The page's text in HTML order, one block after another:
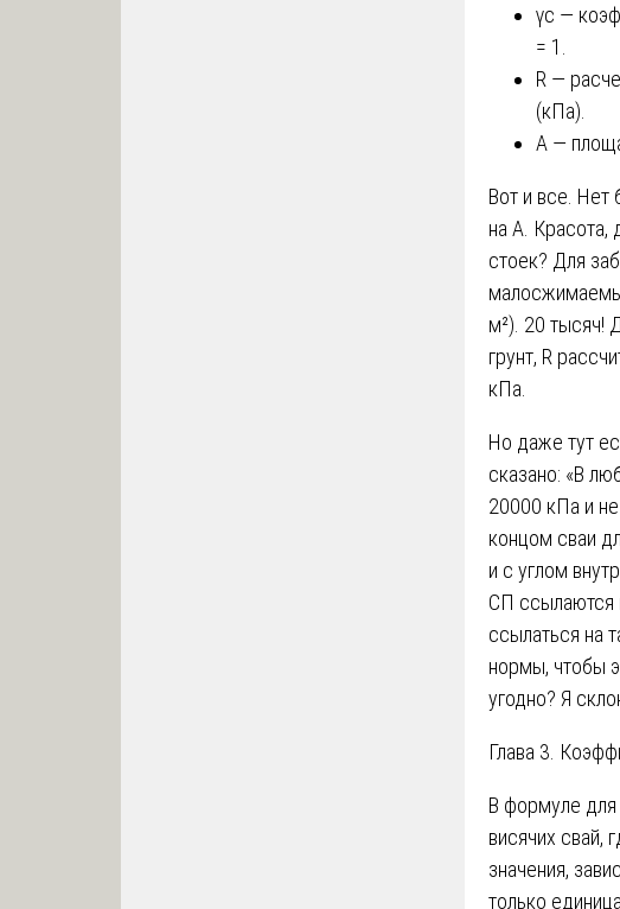
γc —
= 1.
R —
(кПа).
A —
Вот и все. Нет
на A. Красота,
стоек? Для
м²). 20 тысяч!
грунт, R
кПа.
Но даже тут
сказано: «В
20000 кПа и
концом сваи
и с углом
СП ссылаются
ссылаться на
нормы, чтобы
угодно? Я
Глава 3.
В формуле для
висячих свай,
значения,
только единица.